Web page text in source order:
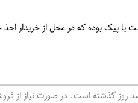
یا پیک بوده که در محل از خریدار
صد روز گذشته است. در صورت نیاز از